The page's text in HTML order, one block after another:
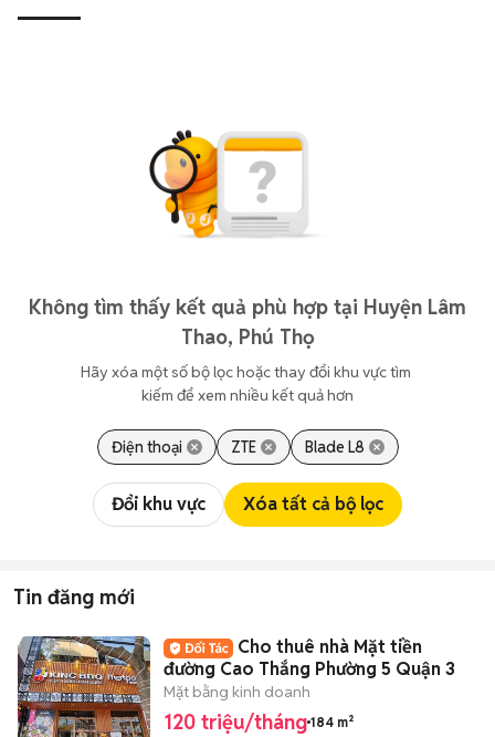
Không tìm thấy kết quả phù hợp tại Huyện Lâm
Thao, Phú Thọ
Hãy xóa một số bộ lọc hoặc thay đổi khu vực tìm
kiếm để xem nhiều kết quả hơn
Điện thoại ZTE Blade L8
Đổi khu vực Xóa tất cả bộ lọc
Tin đăng mới
Cho thuê nhà Mặt tiền
đường Cao Thắng Phường 5 Quận 3
Mặt bằng kinh doanh
120 triệu/tháng 184 m²